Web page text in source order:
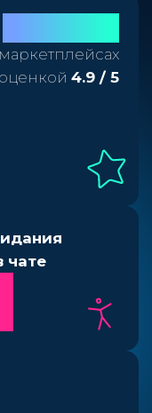
4.9 / 5
чате